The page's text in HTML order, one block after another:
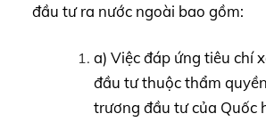
đầu tư ra nước ngoài bao gồm:
a) Việc đáp ứng tiêu chí
đầu tư thuộc thẩm
trương đầu tư của Quốc